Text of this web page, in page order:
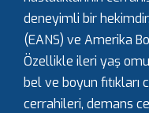
deneyimli bir
(EANS) ve Amerika
Özellikle ileri yaş
bel ve boyun
cerrahileri, demans